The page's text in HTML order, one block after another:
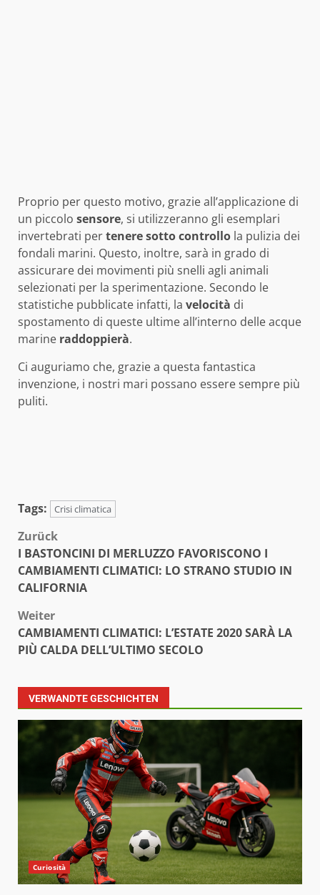
Proprio per questo motivo, grazie all’applicazione di
un piccolo sensore, si utilizzeranno gli esemplari
invertebrati pertenere sotto controllo la pulizia dei
fondali marini. Questo, inoltre, sarà in grado di
assicurare dei movimenti più snelli agli animali
selezionati per la sperimentazione. Secondo le
statistiche pubblicate infatti, la velocità di
spostamento di queste ultime all’interno delle acque
marine raddoppierà.
Ci auguriamo che, grazie a questa fantastica
invenzione, i nostri mari possano essere sempre più
puliti.
Tags: Crisi climatica
Beitragsnavigation
Zurück
I BASTONCINI DI MERLUZZO FAVORISCONO I
CAMBIAMENTI CLIMATICI: LO STRANO STUDIO IN
CALIFORNIA
Weiter
CAMBIAMENTI CLIMATICI: L’ESTATE 2020 SARÀ LA
PIÙ CALDA DELL’ULTIMO SECOLO
VERWANDTE GESCHICHTEN
Curiosità